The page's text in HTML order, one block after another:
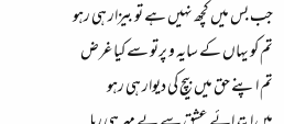
جب بس میں کچھ نہیں ہے تو بیزار ہی رہو
تم کو یہاں کے سایہ و پرتو سے کیا غرض
تم اپنے حق میں بیچ کی دیوار ہی رہو